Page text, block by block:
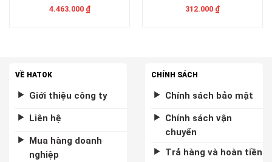
4.463.000 ₫
312.000 ₫
VỀ HATOK
Giới thiệu công ty
Liên hệ
Mua hàng doanh
nghiệp
CHÍNH SÁCH
Chính sách bảo mật
Chính sách vận
chuyển
Trả hàng và hoàn tiền